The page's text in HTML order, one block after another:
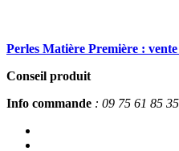
Perles Matière Première :
Conseil produit
Info commande : 09 75 61 85 35